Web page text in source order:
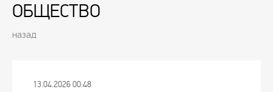
ОБЩЕСТВО
назад
13.04.2026 00:48